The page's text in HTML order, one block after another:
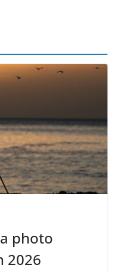
photo
2026